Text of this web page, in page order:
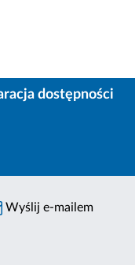
dostępności
Wyślij e-mailem